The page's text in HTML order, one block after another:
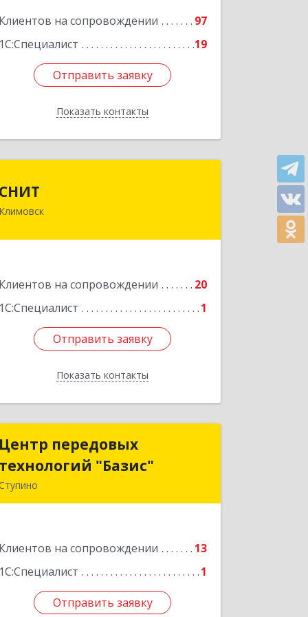
Клиентов на сопровождении
97
1С:Специалист
19
Отправить заявку
Показать контакты
Отправить заявку
Назад
СНИТ
Климовск
Клиентов на сопровождении
20
1С:Специалист
1
Отправить заявку
Показать контакты
142180, Московская обл, Климовск г,
Отправить заявку
Назад
Центр передовых
технологий "Базис"
Клиентов на сопровождении
13
1С:Специалист
1
Отправить заявку
Центр передовых
технологий "Базис"
Подробнее
Отправить заявку